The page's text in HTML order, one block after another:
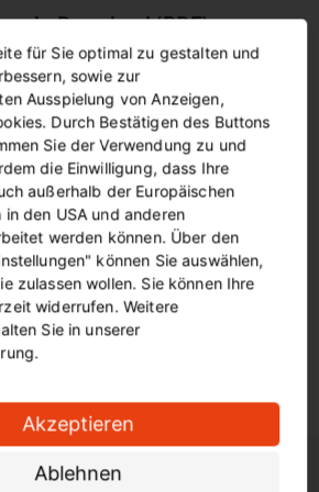
als Download (PDF)
für Sie optimal zu gestalten und
sowie zur
Ausspielung von Anzeigen,
Durch Bestätigen des Buttons
Sie der Verwendung zu und
die Einwilligung, dass Ihre
außerhalb der Europäischen
in den USA und anderen
werden können. Über den
können Sie auswählen,
zulassen wollen. Sie können Ihre
widerrufen. Weitere
Sie in unserer
Akzeptieren
Ablehnen